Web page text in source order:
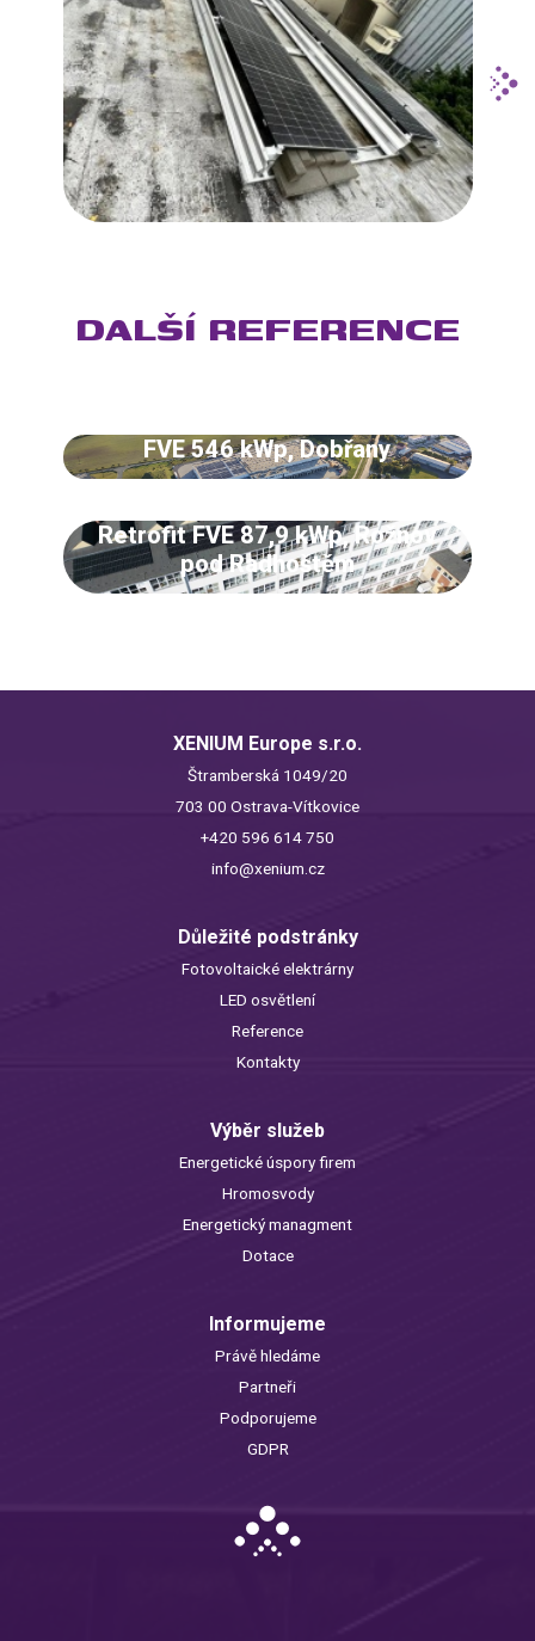
DALŠÍ REFERENCE
FVE 546 kWp, Dobřany
Retrofit FVE 87,9 kWp, Rožnov
pod Radhoštěm
XENIUM Europe s.r.o.
Štramberská 1049/20
703 00 Ostrava-Vítkovice
+420 596 614 750
info@xenium.cz
Důležité podstránky
Fotovoltaické elektrárny
LED osvětlení
Reference
Kontakty
Výběr služeb
Energetické úspory firem
Hromosvody
Energetický managment
Dotace
Informujeme
Právě hledáme
Partneři
Podporujeme
GDPR